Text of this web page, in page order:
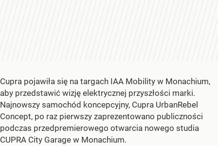
Cupra pojawiła się na targach IAA Mobility w Monachium,
aby przedstawić wizję elektrycznej przyszłości marki.
Najnowszy samochód koncepcyjny, Cupra UrbanRebel
Concept, po raz pierwszy zaprezentowano publiczności
podczas przedpremierowego otwarcia nowego studia
CUPRA City Garage w Monachium.